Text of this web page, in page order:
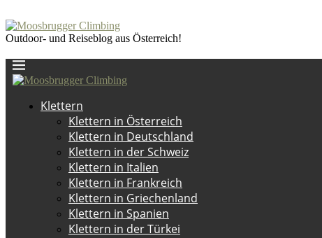
Outdoor- und Reiseblog aus Österreich!
Klettern
Klettern in Österreich
Klettern in Deutschland
Klettern in der Schweiz
Klettern in Italien
Klettern in Frankreich
Klettern in Griechenland
Klettern in Spanien
Klettern in der Türkei